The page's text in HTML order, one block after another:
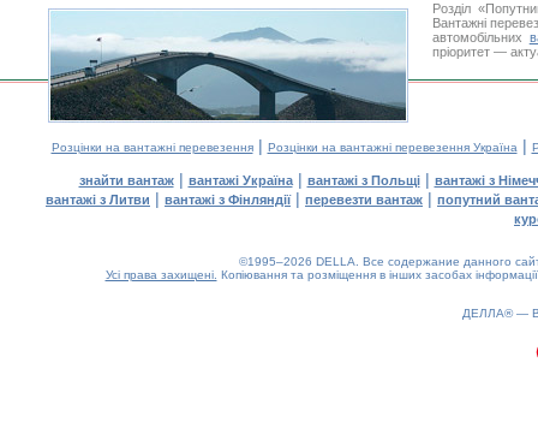
Розділ
Вантажні
автомобільних
пріоритет —
Розцінки на вантажні перевезення| Розцінки на вантажні перевезення Україна |
знайти вантаж| вантажі Україна| вантажі з Польщі| вантажі з
вантажі з Литви | вантажі з Фінляндії| перевезти вантаж | попутний
©1995–2026 DELLA. Все содержание данного
Усі права захищені. Копіювання та розміщення в інших засобах
ДЕЛЛА® —